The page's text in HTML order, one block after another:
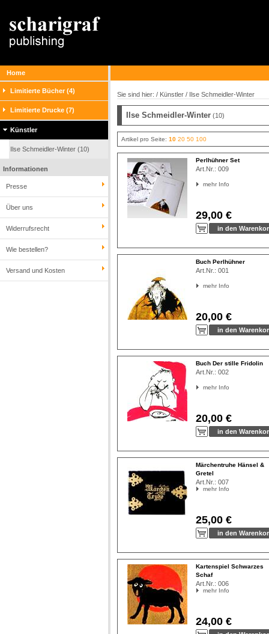
Home
Limitierte Bücher (4)
Limitierte Drucke (7)
Künstler
Ilse Schmeidler-Winter (10)
Informationen
Presse
Über uns
Widerrufsrecht
Wie bestellen?
Versand und Kosten
Sie sind hier: / Künstler / Ilse Schmeidler-Winter
Ilse Schmeidler-Winter (10)
Artikel pro Seite: 10 20 50 100
Perlhühner Set
Art.Nr.: 009
mehr Info
29,00 €
Buch Perlhühner
Art.Nr.: 001
mehr Info
20,00 €
Buch Der stille Fridolin
Art.Nr.: 002
mehr Info
20,00 €
Märchentruhe Hänsel &
Gretel
Art.Nr.: 007
mehr Info
25,00 €
Kartenspiel Schwarzes
Schaf
Art.Nr.: 006
mehr Info
24,00 €